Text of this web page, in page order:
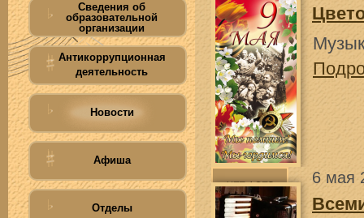
Сведения об
образовательной
организации
Антикоррупционная
деятельность
Новости
Афиша
Отделы
6 мая